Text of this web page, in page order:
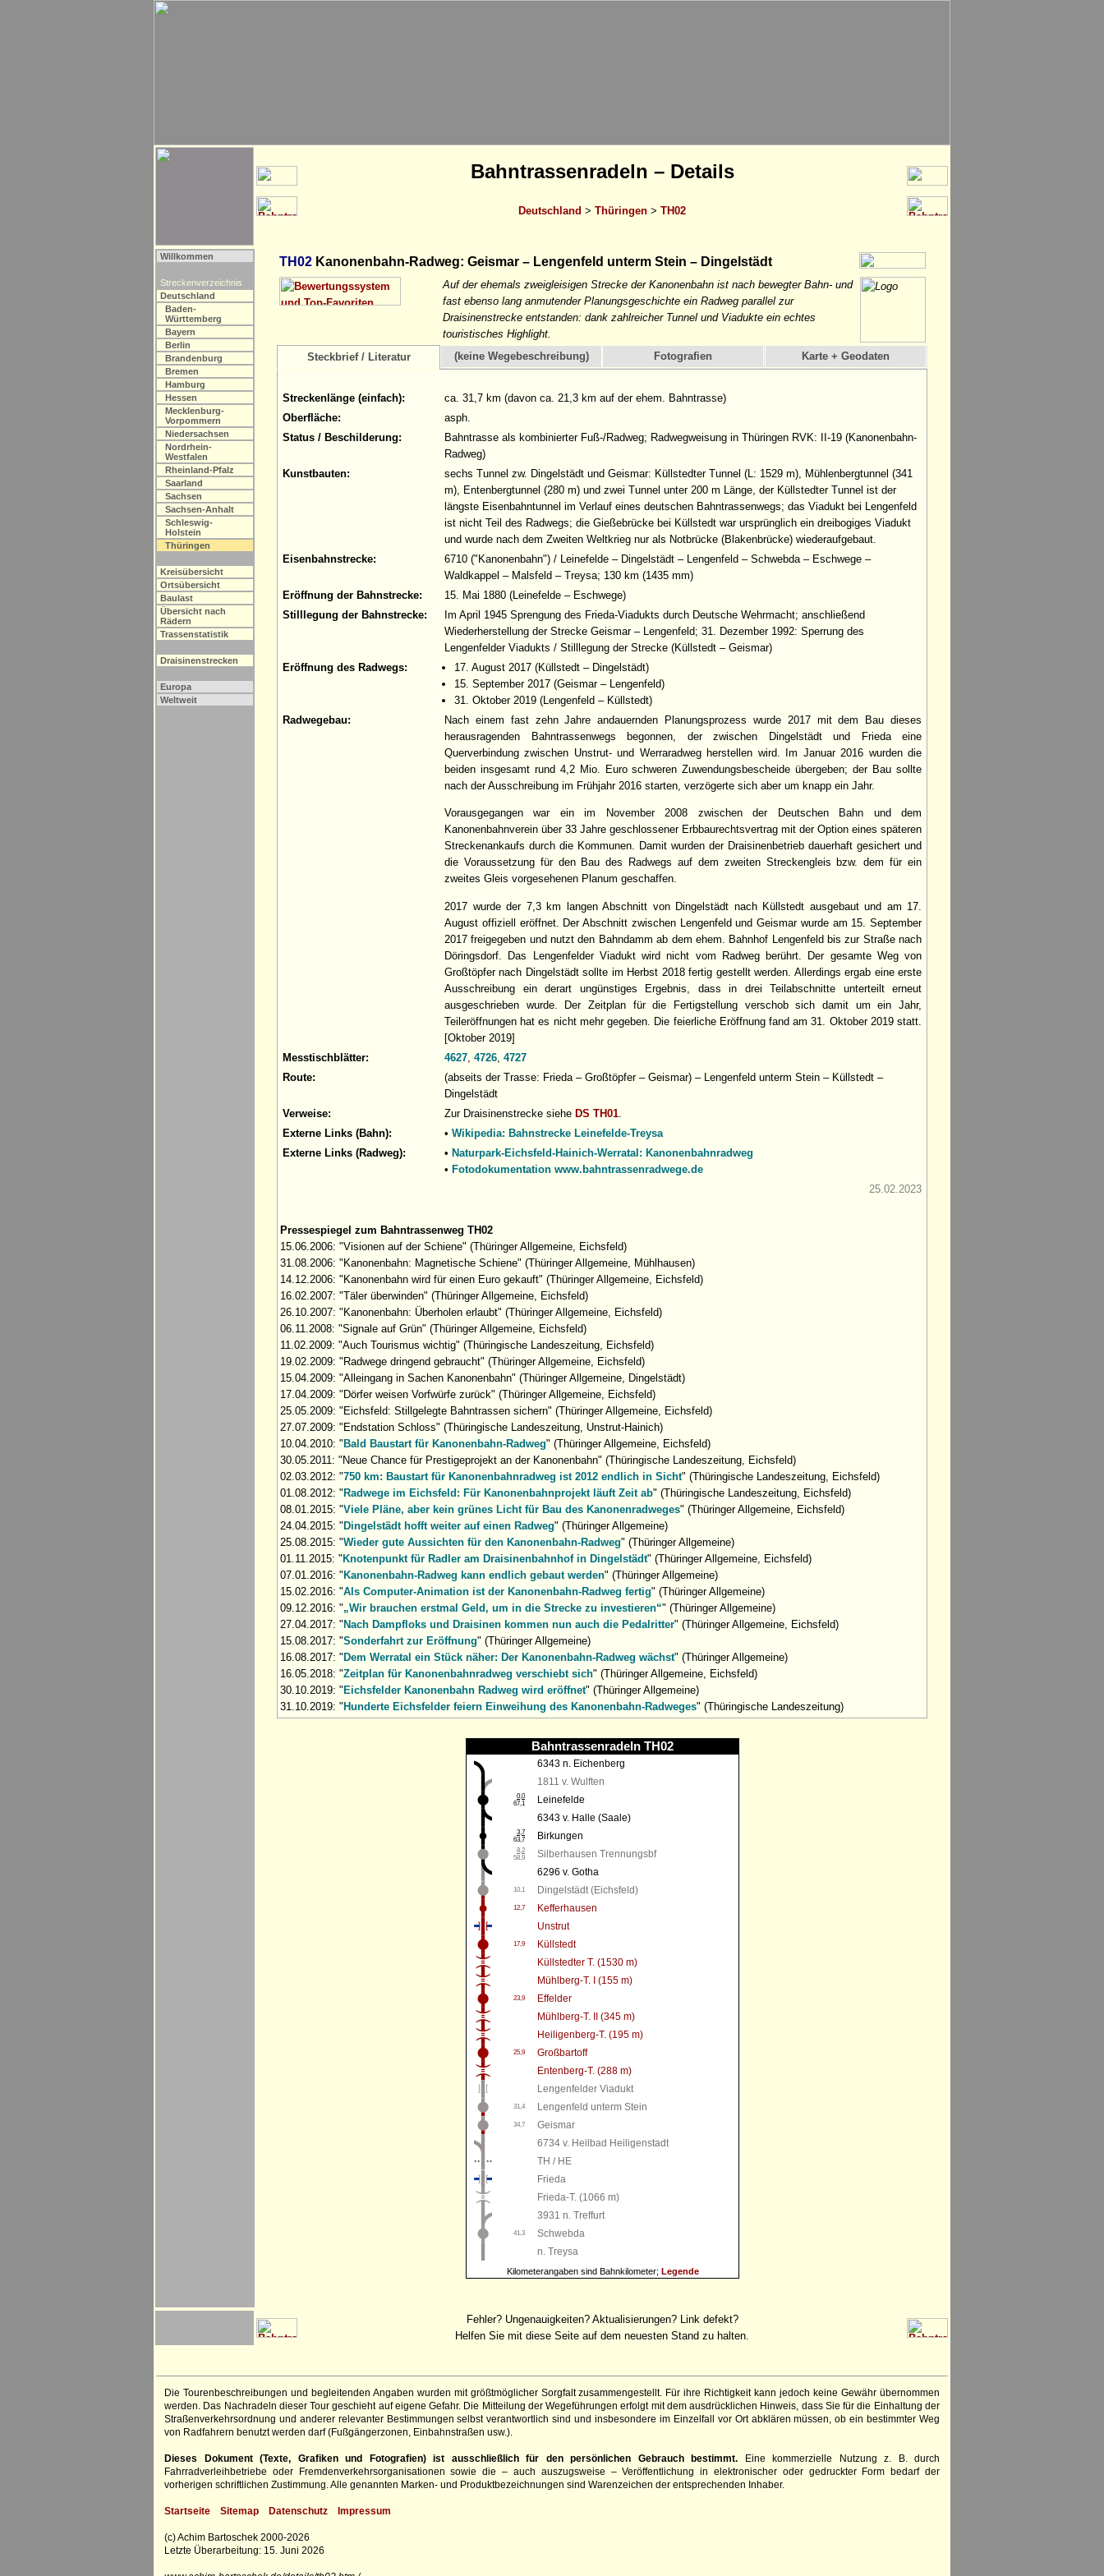
Bahntrassenradeln – Details
Deutschland > Thüringen > TH02
Willkommen
Streckenverzeichnis
Deutschland
Baden-
Württemberg
Bayern
Berlin
Brandenburg
Bremen
Hamburg
Hessen
Mecklenburg-
Vorpommern
Niedersachsen
Nordrhein-
Westfalen
Rheinland-Pfalz
Saarland
Sachsen
Sachsen-Anhalt
Schleswig-
Holstein
Thüringen
Kreisübersicht
Ortsübersicht
Baulast
Übersicht nach
Rädern
Trassenstatistik
Draisinenstrecken
Europa
Weltweit
TH02 Kanonenbahn-Radweg: Geismar – Lengenfeld unterm Stein – Dingelstädt
Auf der ehemals zweigleisigen Strecke der Kanonenbahn ist nach bewegter Bahn- und
fast ebenso lang anmutender Planungsgeschichte ein Radweg parallel zur
Draisinenstrecke entstanden: dank zahlreicher Tunnel und Viadukte ein echtes
touristisches Highlight.
Steckbrief / Literatur
(keine Wegebeschreibung) Fotografien Karte + Geodaten
Streckenlänge (einfach):
ca. 31,7 km (davon ca. 21,3 km auf der ehem. Bahntrasse)
Oberfläche:
asph.
Status / Beschilderung:
Bahntrasse als kombinierter Fuß-/Radweg; Radwegweisung in Thüringen RVK: II-19 (Kanonenbahn-
Radweg)
Kunstbauten:
sechs Tunnel zw. Dingelstädt und Geismar: Küllstedter Tunnel (L: 1529 m), Mühlenbergtunnel (341
m), Entenbergtunnel (280 m) und zwei Tunnel unter 200 m Länge, der Küllstedter Tunnel ist der
längste Eisenbahntunnel im Verlauf eines deutschen Bahntrassenwegs; das Viadukt bei Lengenfeld
ist nicht Teil des Radwegs; die Gießebrücke bei Küllstedt war ursprünglich ein dreibogiges Viadukt
und wurde nach dem Zweiten Weltkrieg nur als Notbrücke (Blakenbrücke) wiederaufgebaut.
Eisenbahnstrecke:
6710 ("Kanonenbahn") / Leinefelde – Dingelstädt – Lengenfeld – Schwebda – Eschwege –
Waldkappel – Malsfeld – Treysa; 130 km (1435 mm)
Eröffnung der Bahnstrecke:
15. Mai 1880 (Leinefelde – Eschwege)
Stilllegung der Bahnstrecke:
Im April 1945 Sprengung des Frieda-Viadukts durch Deutsche Wehrmacht; anschließend
Wiederherstellung der Strecke Geismar – Lengenfeld; 31. Dezember 1992: Sperrung des
Lengenfelder Viadukts / Stilllegung der Strecke (Küllstedt – Geismar)
Eröffnung des Radwegs:
17. August 2017 (Küllstedt – Dingelstädt)
15. September 2017 (Geismar – Lengenfeld)
31. Oktober 2019 (Lengenfeld – Küllstedt)
Radwegebau:
Nach einem fast zehn Jahre andauernden Planungsprozess wurde 2017 mit dem Bau dieses
herausragenden Bahntrassenwegs begonnen, der zwischen Dingelstädt und Frieda eine
Querverbindung zwischen Unstrut- und Werraradweg herstellen wird. Im Januar 2016 wurden die
beiden insgesamt rund 4,2 Mio. Euro schweren Zuwendungsbescheide übergeben; der Bau sollte
nach der Ausschreibung im Frühjahr 2016 starten, verzögerte sich aber um knapp ein Jahr.
Vorausgegangen war ein im November 2008 zwischen der Deutschen Bahn und dem
Kanonenbahnverein über 33 Jahre geschlossener Erbbaurechtsvertrag mit der Option eines späteren
Streckenankaufs durch die Kommunen. Damit wurden der Draisinenbetrieb dauerhaft gesichert und
die Voraussetzung für den Bau des Radwegs auf dem zweiten Streckengleis bzw. dem für ein
zweites Gleis vorgesehenen Planum geschaffen.
2017 wurde der 7,3 km langen Abschnitt von Dingelstädt nach Küllstedt ausgebaut und am 17.
August offiziell eröffnet. Der Abschnitt zwischen Lengenfeld und Geismar wurde am 15. September
2017 freigegeben und nutzt den Bahndamm ab dem ehem. Bahnhof Lengenfeld bis zur Straße nach
Döringsdorf. Das Lengenfelder Viadukt wird nicht vom Radweg berührt. Der gesamte Weg von
Großtöpfer nach Dingelstädt sollte im Herbst 2018 fertig gestellt werden. Allerdings ergab eine erste
Ausschreibung ein derart ungünstiges Ergebnis, dass in drei Teilabschnitte unterteilt erneut
ausgeschrieben wurde. Der Zeitplan für die Fertigstellung verschob sich damit um ein Jahr,
Teileröffnungen hat es nicht mehr gegeben. Die feierliche Eröffnung fand am 31. Oktober 2019 statt.
[Oktober 2019]
Messtischblätter:
4627, 4726, 4727
Route:
(abseits der Trasse: Frieda – Großtöpfer – Geismar) – Lengenfeld unterm Stein – Küllstedt –
Dingelstädt
Verweise:
Zur Draisinenstrecke siehe DS TH01.
Externe Links (Bahn):
• Wikipedia: Bahnstrecke Leinefelde-Treysa
Externe Links (Radweg):
• Naturpark-Eichsfeld-Hainich-Werratal: Kanonenbahnradweg
• Fotodokumentation www.bahntrassenradwege.de
25.02.2023
Pressespiegel zum Bahntrassenweg TH02
15.06.2006: "Visionen auf der Schiene" (Thüringer Allgemeine, Eichsfeld)
31.08.2006: "Kanonenbahn: Magnetische Schiene" (Thüringer Allgemeine, Mühlhausen)
14.12.2006: "Kanonenbahn wird für einen Euro gekauft" (Thüringer Allgemeine, Eichsfeld)
16.02.2007: "Täler überwinden" (Thüringer Allgemeine, Eichsfeld)
26.10.2007: "Kanonenbahn: Überholen erlaubt" (Thüringer Allgemeine, Eichsfeld)
06.11.2008: "Signale auf Grün" (Thüringer Allgemeine, Eichsfeld)
11.02.2009: "Auch Tourismus wichtig" (Thüringische Landeszeitung, Eichsfeld)
19.02.2009: "Radwege dringend gebraucht" (Thüringer Allgemeine, Eichsfeld)
15.04.2009: "Alleingang in Sachen Kanonenbahn" (Thüringer Allgemeine, Dingelstädt)
17.04.2009: "Dörfer weisen Vorfwürfe zurück" (Thüringer Allgemeine, Eichsfeld)
25.05.2009: "Eichsfeld: Stillgelegte Bahntrassen sichern" (Thüringer Allgemeine, Eichsfeld)
27.07.2009: "Endstation Schloss" (Thüringische Landeszeitung, Unstrut-Hainich)
10.04.2010: "Bald Baustart für Kanonenbahn-Radweg" (Thüringer Allgemeine, Eichsfeld)
30.05.2011: "Neue Chance für Prestigeprojekt an der Kanonenbahn" (Thüringische Landeszeitung, Eichsfeld)
02.03.2012: "750 km: Baustart für Kanonenbahnradweg ist 2012 endlich in Sicht" (Thüringische Landeszeitung, Eichsfeld)
01.08.2012: "Radwege im Eichsfeld: Für Kanonenbahnprojekt läuft Zeit ab" (Thüringische Landeszeitung, Eichsfeld)
08.01.2015: "Viele Pläne, aber kein grünes Licht für Bau des Kanonenradweges" (Thüringer Allgemeine, Eichsfeld)
24.04.2015: "Dingelstädt hofft weiter auf einen Radweg" (Thüringer Allgemeine)
25.08.2015: "Wieder gute Aussichten für den Kanonenbahn-Radweg" (Thüringer Allgemeine)
01.11.2015: "Knotenpunkt für Radler am Draisinenbahnhof in Dingelstädt" (Thüringer Allgemeine, Eichsfeld)
07.01.2016: "Kanonenbahn-Radweg kann endlich gebaut werden" (Thüringer Allgemeine)
15.02.2016: "Als Computer-Animation ist der Kanonenbahn-Radweg fertig" (Thüringer Allgemeine)
09.12.2016: "„Wir brauchen erstmal Geld, um in die Strecke zu investieren“" (Thüringer Allgemeine)
27.04.2017: "Nach Dampfloks und Draisinen kommen nun auch die Pedalritter" (Thüringer Allgemeine, Eichsfeld)
15.08.2017: "Sonderfahrt zur Eröffnung" (Thüringer Allgemeine)
16.08.2017: "Dem Werratal ein Stück näher: Der Kanonenbahn-Radweg wächst" (Thüringer Allgemeine)
16.05.2018: "Zeitplan für Kanonenbahnradweg verschiebt sich" (Thüringer Allgemeine, Eichsfeld)
30.10.2019: "Eichsfelder Kanonenbahn Radweg wird eröffnet" (Thüringer Allgemeine)
31.10.2019: "Hunderte Eichsfelder feiern Einweihung des Kanonenbahn-Radweges" (Thüringische Landeszeitung)
Bahntrassenradeln TH02
6343 n. Eichenberg
1811 v. Wulften
0,0
67,1
Leinefelde
6343 v. Halle (Saale)
3,7
63,7
Birkungen
8,2
58,9
Silberhausen Trennungsbf
6296 v. Gotha
10,1 Dingelstädt (Eichsfeld)
12,7
Kefferhausen
Unstrut
17,9
Küllstedt
Küllstedter T. (1530 m)
Mühlberg-T. I (155 m)
23,9
Effelder
Mühlberg-T. II (345 m)
Heiligenberg-T. (195 m)
25,9
Großbartoff
Entenberg-T. (288 m)
Lengenfelder Viadukt
31,4 Lengenfeld unterm Stein
34,7
Geismar
6734 v. Heilbad Heiligenstadt
TH / HE
Frieda
Frieda-T. (1066 m)
3931 n. Treffurt
41,3
Schwebda
n. Treysa
Kilometerangaben sind Bahnkilometer; Legende
Fehler? Ungenauigkeiten? Aktualisierungen? Link defekt?
Helfen Sie mit diese Seite auf dem neuesten Stand zu halten.
Die Tourenbeschreibungen und begleitenden Angaben wurden mit größtmöglicher Sorgfalt zusammengestellt. Für ihre Richtigkeit kann jedoch keine Gewähr übernommen
werden. Das Nachradeln dieser Tour geschieht auf eigene Gefahr. Die Mitteilung der Wegeführungen erfolgt mit dem ausdrücklichen Hinweis, dass Sie für die Einhaltung der
Straßenverkehrsordnung und anderer relevanter Bestimmungen selbst verantwortlich sind und insbesondere im Einzelfall vor Ort abklären müssen, ob ein bestimmter Weg
von Radfahrern benutzt werden darf (Fußgängerzonen, Einbahnstraßen usw.).
Dieses Dokument (Texte, Grafiken und Fotografien) ist ausschließlich für den persönlichen Gebrauch bestimmt. Eine kommerzielle Nutzung z. B. durch
Fahrradverleihbetriebe oder Fremdenverkehrsorganisationen sowie die – auch auszugsweise – Veröffentlichung in elektronischer oder gedruckter Form bedarf der
vorherigen schriftlichen Zustimmung. Alle genannten Marken- und Produktbezeichnungen sind Warenzeichen der entsprechenden Inhaber.
Startseite Sitemap Datenschutz Impressum
(c) Achim Bartoschek 2000-2026
Letzte Überarbeitung: 15. Juni 2026